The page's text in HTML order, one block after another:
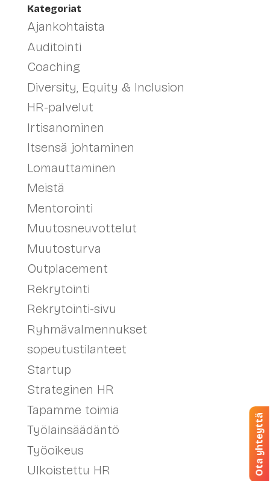
Kategoriat
Ajankohtaista
Auditointi
Coaching
Diversity, Equity & Inclusion
HR-palvelut
Irtisanominen
Itsensä johtaminen
Lomauttaminen
Meistä
Mentorointi
Muutosneuvottelut
Muutosturva
Outplacement
Rekrytointi
Rekrytointi-sivu
Ryhmävalmennukset
sopeutustilanteet
Startup
Strateginen HR
Tapamme toimia
Työlainsäädäntö
Työoikeus
Ulkoistettu HR
Ota yhteyttä